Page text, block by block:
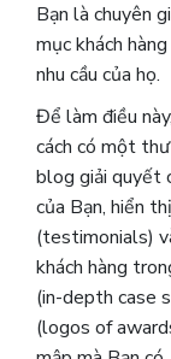
Bạn là chuyên
mục khách
nhu cầu của họ.
Để làm điều
cách có một
blog giải quyết
của Bạn, hiển
(testimonials)
khách hàng
(in-depth case
(logos of